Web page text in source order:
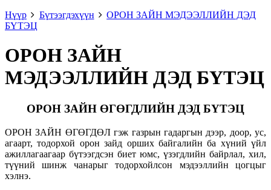
Нүүр
Бүтээгдэхүүн
ОРОН ЗАЙН МЭДЭЭЛЛИЙН ДЭД
БҮТЭЦ
ОРОН ЗАЙН
МЭДЭЭЛЛИЙН ДЭД БҮТЭЦ
ОРОН ЗАЙН ӨГӨГДЛИЙН ДЭД БҮТЭЦ
ОРОН ЗАЙН ӨГӨГДӨЛ гэж газрын гадаргын дээр, доор, ус,
агаарт, тодорхой орон зайд орших байгалийн ба хүний үйл
ажиллагаагаар бүтээгдсэн биет юмс, үзэгдлийн байрлал, хил,
түүний шинж чанарыг тодорхойлсон мэдээллийн цогцыг
хэлнэ.